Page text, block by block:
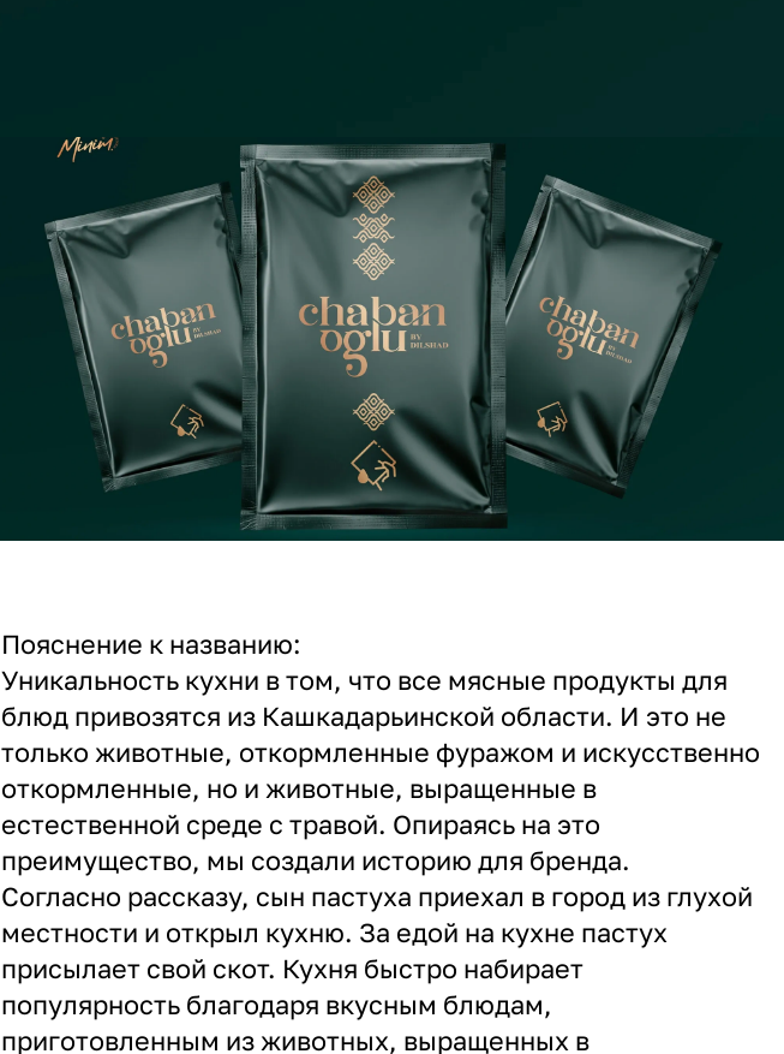
Пояснение к названию:
Уникальность кухни в том, что все мясные продукты для
блюд привозятся из Кашкадарьинской области. И это не
только животные, откормленные фуражом и искусственно
откормленные, но и животные, выращенные в
естественной среде с травой. Опираясь на это
преимущество, мы создали историю для бренда.
Согласно рассказу, сын пастуха приехал в город из глухой
местности и открыл кухню. За едой на кухне пастух
присылает свой скот. Кухня быстро набирает
популярность благодаря вкусным блюдам,
приготовленным из животных, выращенных в